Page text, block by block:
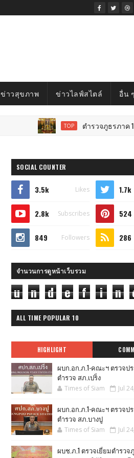
ข่าวสุขภาพ ข่าวไลฟ์สไตล์ อื่น ๆ
TOP ตำรวจภูธรภาค 1 ถวา
SOCIAL COUNTER
3.5k Likes 1.7k
2.8k Subscribes 524
849 Followers 286
จำนวนการดูหน้าเว็บรวม
u n d e f i n
ALL TIME POPULAR 10
HIGHLIGHT
ผบก.อก.ภ.1-คณะฯ ตรวจป
ตำรวจ สภ.เปร็ง
Times of Siam Jul
ผบก.อก.ภ.1-คณะฯ ตรวจป
ตำรวจ สภ.บางปู
Times of Siam Jul
ผบช.ภ.1 ตรวจเยี่ยมตำรว